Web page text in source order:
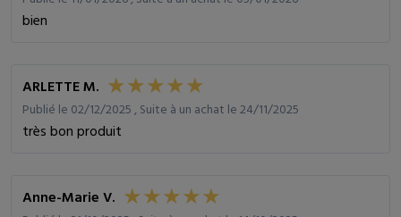
bien
ARLETTE M.
Publié le 02/12/2025 , Suite à un achat le 24/11/2025
très bon produit
Anne-Marie V.